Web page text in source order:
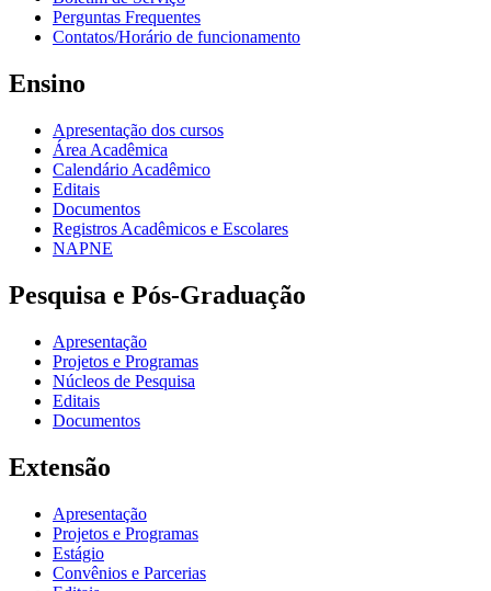
Perguntas Frequentes
Contatos/Horário de funcionamento
Ensino
Apresentação dos cursos
Área Acadêmica
Calendário Acadêmico
Editais
Documentos
Registros Acadêmicos e Escolares
NAPNE
Pesquisa e Pós-Graduação
Apresentação
Projetos e Programas
Núcleos de Pesquisa
Editais
Documentos
Extensão
Apresentação
Projetos e Programas
Estágio
Convênios e Parcerias